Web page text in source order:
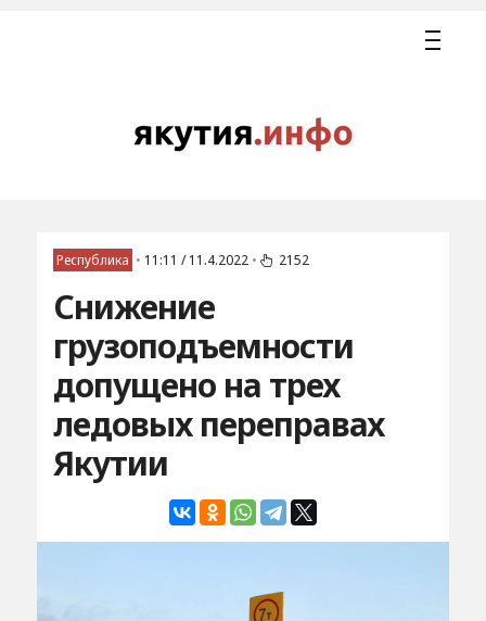
Республика • 11:11 / 11.4.2022 • 2152
Снижение
грузоподъемности
допущено на трех
ледовых переправах
Якутии